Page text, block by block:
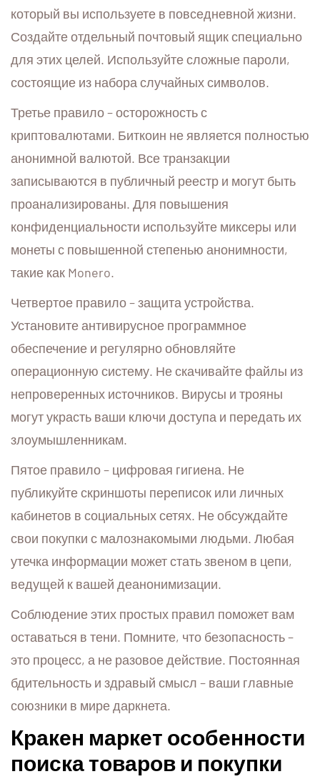
который вы используете в повседневной жизни.
Создайте отдельный почтовый ящик специально
для этих целей. Используйте сложные пароли,
состоящие из набора случайных символов.
Третье правило – осторожность с
криптовалютами. Биткоин не является полностью
анонимной валютой. Все транзакции
записываются в публичный реестр и могут быть
проанализированы. Для повышения
конфиденциальности используйте миксеры или
монеты с повышенной степенью анонимности,
такие как Monero.
Четвертое правило – защита устройства.
Установите антивирусное программное
обеспечение и регулярно обновляйте
операционную систему. Не скачивайте файлы из
непроверенных источников. Вирусы и трояны
могут украсть ваши ключи доступа и передать их
злоумышленникам.
Пятое правило – цифровая гигиена. Не
публикуйте скриншоты переписок или личных
кабинетов в социальных сетях. Не обсуждайте
свои покупки с малознакомыми людьми. Любая
утечка информации может стать звеном в цепи,
ведущей к вашей деанонимизации.
Соблюдение этих простых правил поможет вам
оставаться в тени. Помните, что безопасность –
это процесс, а не разовое действие. Постоянная
бдительность и здравый смысл – ваши главные
союзники в мире даркнета.
Кракен маркет особенности
поиска товаров и покупки